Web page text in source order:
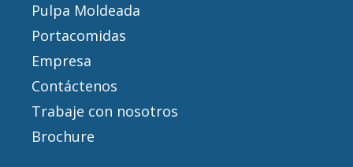
Pulpa Moldeada
Portacomidas
Empresa
Contáctenos
Trabaje con nosotros
Brochure